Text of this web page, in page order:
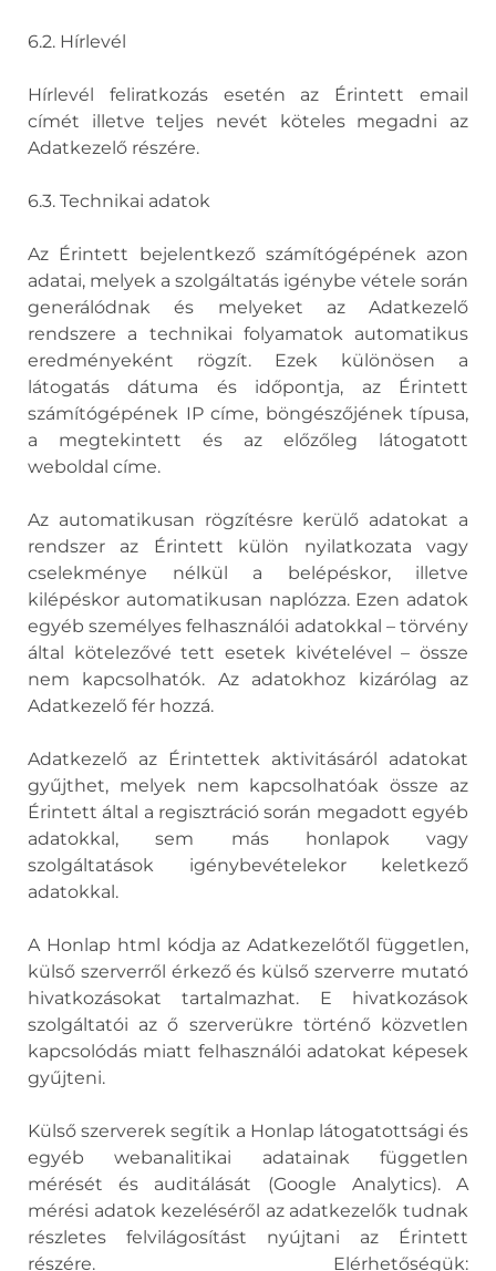
6.2. Hírlevél
Hírlevél feliratkozás esetén az Érintett email
címét illetve teljes nevét köteles megadni az
Adatkezelő részére.
6.3. Technikai adatok
Az Érintett bejelentkező számítógépének azon
adatai, melyek a szolgáltatás igénybe vétele során
generálódnak és melyeket az Adatkezelő
rendszere a technikai folyamatok automatikus
eredményeként rögzít. Ezek különösen a
látogatás dátuma és időpontja, az Érintett
számítógépének IP címe, böngészőjének típusa,
a megtekintett és az előzőleg látogatott
weboldal címe.
Az automatikusan rögzítésre kerülő adatokat a
rendszer az Érintett külön nyilatkozata vagy
cselekménye nélkül a belépéskor, illetve
kilépéskor automatikusan naplózza. Ezen adatok
egyéb személyes felhasználói adatokkal – törvény
által kötelezővé tett esetek kivételével – össze
nem kapcsolhatók. Az adatokhoz kizárólag az
Adatkezelő fér hozzá.
Adatkezelő az Érintettek aktivitásáról adatokat
gyűjthet, melyek nem kapcsolhatóak össze az
Érintett által a regisztráció során megadott egyéb
adatokkal, sem más honlapok vagy
szolgáltatások igénybevételekor keletkező
adatokkal.
A Honlap html kódja az Adatkezelőtől független,
külső szerverről érkező és külső szerverre mutató
hivatkozásokat tartalmazhat. E hivatkozások
szolgáltatói az ő szerverükre történő közvetlen
kapcsolódás miatt felhasználói adatokat képesek
gyűjteni.
Külső szerverek segítik a Honlap látogatottsági és
egyéb webanalitikai adatainak független
mérését és auditálását (Google Analytics). A
mérési adatok kezeléséről az adatkezelők tudnak
részletes felvilágosítást nyújtani az Érintett
részére. Elérhetőségük: